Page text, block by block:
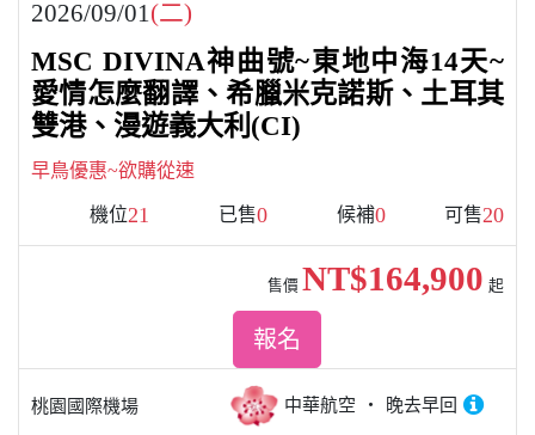
2026/09/01 (二)
MSC DIVINA神曲號~東地中海14天~
愛情怎麼翻譯、希臘米克諾斯、土耳其
雙港、漫遊義大利(CI)
早鳥優惠~欲購從速
機位21 已售0 候補0 可售20
桃園國際機場 中華航空 晚去早回
售價 NT$164,900 起
報名